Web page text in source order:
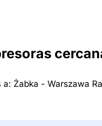
Żabka - Warszawa